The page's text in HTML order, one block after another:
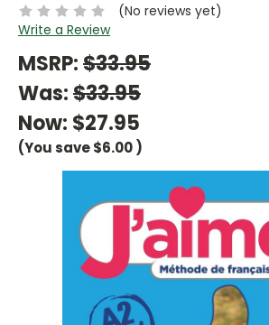
(No reviews yet)
Write a Review
MSRP:$33.95
Was:$33.95
Now: $27.95
(You save$6.00)